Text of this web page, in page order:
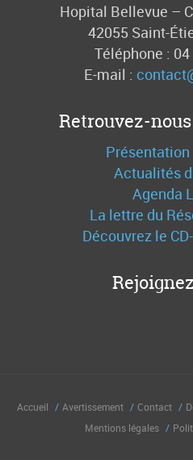
Hopital Bellevue –
42055 Saint-
Téléphone :
E-mail :
Retrouvez-
Présentation
Actualités
Agenda
La lettre du
Découvrez le
Accueil Avertissement Contact
Mentions légales